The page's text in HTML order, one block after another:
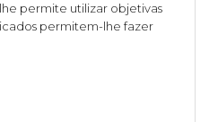
permite utilizar objetivas
permitem-lhe fazer